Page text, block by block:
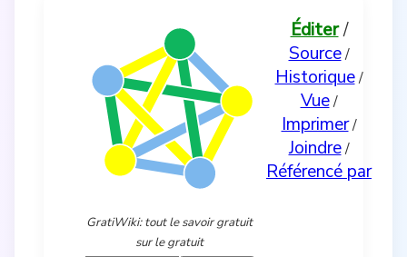
GratiWiki: tout le savoir gratuit
sur le gratuit
Éditer/
Source/
Historique/
Vue/
Imprimer/
Joindre/
Référencé par